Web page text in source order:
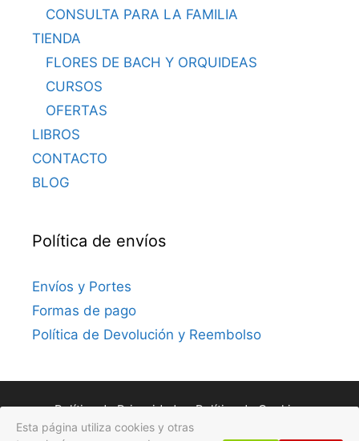
CONSULTA PARA LA FAMILIA
TIENDA
FLORES DE BACH Y ORQUIDEAS
CURSOS
OFERTAS
LIBROS
CONTACTO
BLOG
Política de envíos
Envíos y Portes
Formas de pago
Política de Devolución y Reembolso
Política de Privacidad
Política de Cookies
Avisos Legales
Esta página utiliza cookies y otras